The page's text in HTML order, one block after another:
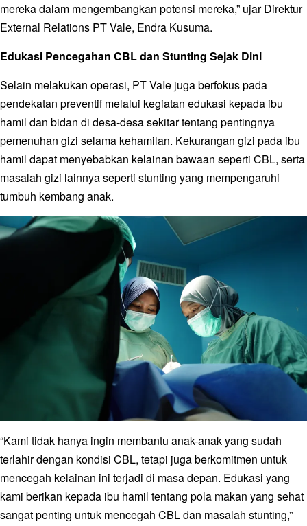
mereka dalam mengembangkan potensi mereka,” ujar Direktur
External Relations PT Vale, Endra Kusuma.
Edukasi Pencegahan CBL dan Stunting Sejak Dini
Selain melakukan operasi, PT VaIe juga berfokus pada
pendekatan preventif melalui kegiatan edukasi kepada ibu
hamil dan bidan di desa-desa sekitar tentang pentingnya
pemenuhan gizi selama kehamilan. Kekurangan gizi pada ibu
hamil dapat menyebabkan kelainan bawaan seperti CBL, serta
masalah gizi lainnya seperti stunting yang mempengaruhi
tumbuh kembang anak.
“Kami tidak hanya ingin membantu anak-anak yang sudah
terlahir dengan kondisi CBL, tetapi juga berkomitmen untuk
mencegah kelainan ini terjadi di masa depan. Edukasi yang
kami berikan kepada ibu hamil tentang pola makan yang sehat
sangat penting untuk mencegah CBL dan masalah stunting,”